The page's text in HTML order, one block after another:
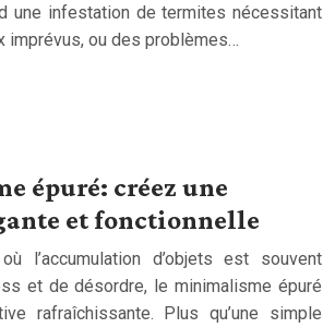
une infestation de termites nécessitant
imprévus, ou des problèmes…
épuré: créez une
et fonctionnelle
l’accumulation d’objets est souvent
et de désordre, le minimalisme épuré
rafraîchissante. Plus qu’une simple